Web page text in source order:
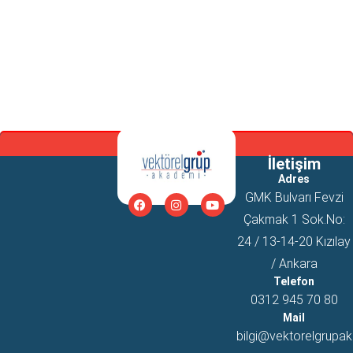
İletişim
Adres
GMK Bulvarı Fevzi
Çakmak 1 Sok.No:
24 / 13-14-20 Kızılay
/ Ankara
Telefon
0312 945 70 80
Mail
bilgi@vektorelgrupak